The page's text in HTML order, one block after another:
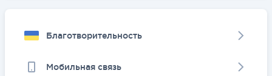
Благотворительность
Мобильная связь